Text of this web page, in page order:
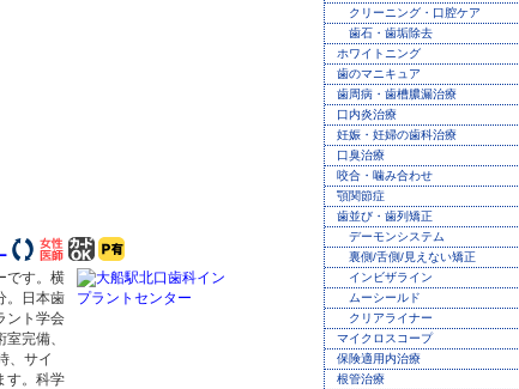
です。横
。日本歯
ント学会
完備、
、サイ
す。科学
クリーニング・口腔ケア
歯石・歯垢除去
ホワイトニング
歯のマニキュア
歯周病・歯槽膿漏治療
口内炎治療
妊娠・妊婦の歯科治療
口臭治療
咬合・噛み合わせ
顎関節症
歯並び・歯列矯正
デーモンシステム
裏側/舌側/見えない矯正
インビザライン
ムーシールド
クリアライナー
マイクロスコープ
保険適用内治療
根管治療